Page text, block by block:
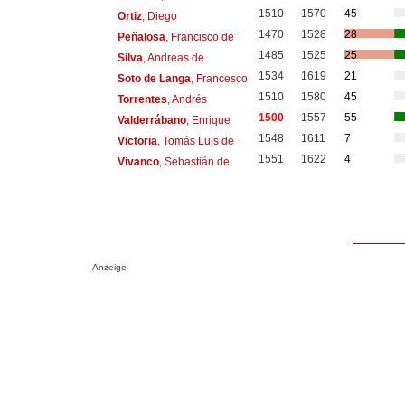
Ortiz, Diego 1510 1570
45
Peñalosa , Francisco de 1470 1528
28
Silva , Andreas de 1485 1525
25
Soto de Langa , Francesco 1534 1619
21
Torrentes , Andrés 1510 1580
45
Valderrábano, Enrique 1500 1557
55
Victoria , Tomás Luis de 1548 1611
7
Vivanco, Sebastián de 1551 1622 4
Anzeige